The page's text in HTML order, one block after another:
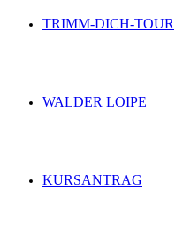
TRIMM-DICH-TOUR
WALDER LOIPE
KURSANTRAG